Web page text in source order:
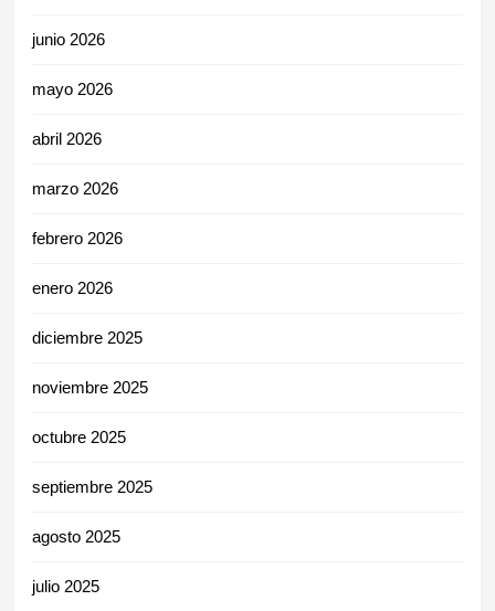
junio 2026
mayo 2026
abril 2026
marzo 2026
febrero 2026
enero 2026
diciembre 2025
noviembre 2025
octubre 2025
septiembre 2025
agosto 2025
julio 2025